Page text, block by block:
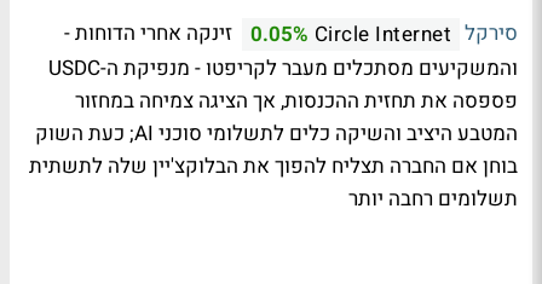
סירקל Circle Internet
0.05% זינקה אחרי הדוחות -
והמשקיעים מסתכלים מעבר לקריפטו - מנפיקת ה-USDC
פספסה את תחזית ההכנסות, אך הציגה צמיחה במחזור
המטבע היציב והשיקה כלים לתשלומי סוכני AI; כעת השוק
בוחן אם החברה תצליח להפוך את הבלוקצ'יין שלה לתשתית
תשלומים רחבה יותר